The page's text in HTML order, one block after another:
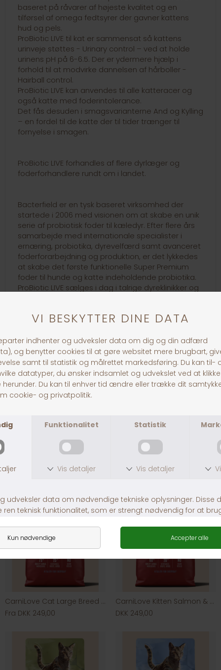
baseret på råvarer af højeste kvalitet og en
tilførsel af omega fedtsyrer der gavner kattens
hud og pels.
ProBiotic LIVE til kat er sammensat så kattens
urinveje støttes - Urinary control – ved at holde
urinens pH på 6-6.5. Der er ydermere hjælp i
forhold til at modvirke dannelsen af hårboller -
Hairball control.
ProBiotic LIVE kan anvendes til alle katteracer og
også katte med foderintolerance.
Det fås desuden i smagsvarianterne And og Kylling
– en fordel til de katte der til tider trænger til
fornyelse i smagen.
ProBiotic LIVE forhandles af flere dyrlæger og
foderforhandlere rundt om i landet.
Bacterfield er en tysk baseret virksomhed der
startede i 2006 med visionen om at skabe en unik
serie af probiotisk foder til kæledyr. Efter flere års
samarbejde med internationale specialister i
ernæring, probiotika, dyrevelfærd samt avanceret
foderforarbejdning og produktion, er det lykkedes
at skabe det første funktionelle Super Premium
foder til hunde og katte indeholdende probiotika.
ProBiotic LIVE sælges i dag i talrige dyreklinikker og
30 dages returret
Fragt fra 39,-
1-3 dages levering
Andre købte også
CarniLove Cat Large Breed Salmon & Turkey
Fra DKK 249,00
CarniLove Kitten Salmon & Turkey
DKK 249,00